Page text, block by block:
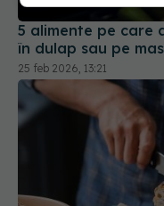
5 alimente pe care
în dulap sau pe
25 feb 2026, 13:21